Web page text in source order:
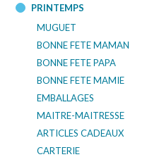
PRINTEMPS
MUGUET
BONNE FETE MAMAN
BONNE FETE PAPA
BONNE FETE MAMIE
EMBALLAGES
MAITRE-MAITRESSE
ARTICLES CADEAUX
CARTERIE